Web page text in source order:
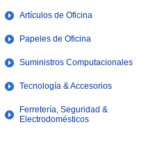
Artículos de Oficina
Papeles de Oficina
Suministros Computacionales
Tecnología & Accesorios
Ferretería, Seguridad &
Electrodomésticos